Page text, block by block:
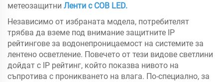
метеозащитни Ленти с COB LED.
Независимо от избраната модела, потребителят
трябва да вземе под внимание защитните IP
рейтингове за водонепроницаемост на системите за
лентено осветление. Повечето от тези видове светлини
дойдат с IP рейтинг, който показва нивото на
съпротива с проникването на влага. По-специално, за